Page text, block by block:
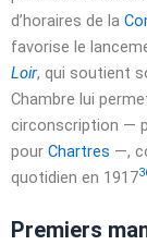
d’horaires de la
favorise le
Loir, qui soutient
Chambre lui
circonscription —
pour Chartres —,
quotidien en 1917
Premiers